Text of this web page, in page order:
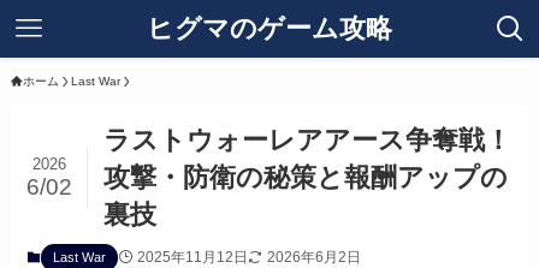
ヒグマのゲーム攻略
ホーム Last War
ラストウォーレアアース争奪戦！
攻撃・防衛の秘策と報酬アップの
裏技
2026
6/02
Last War 2025年11月12日 2026年6月2日